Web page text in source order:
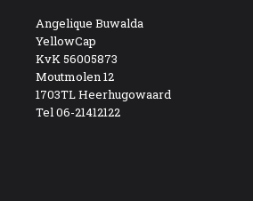
Angelique Buwalda
YellowCap
KvK 56005873
Moutmolen 12
1703TL Heerhugowaard
Tel 06-21412122